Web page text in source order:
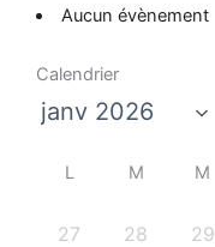
Aucun évènement
Calendrier
L M M
27 28 29